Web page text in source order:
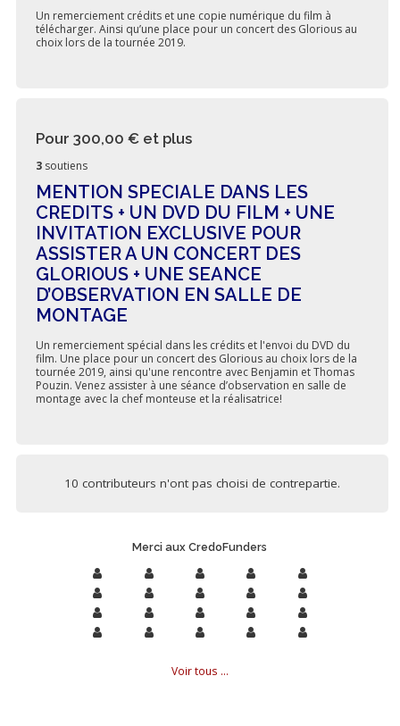
Un remerciement crédits et une copie numérique du film à
télécharger. Ainsi qu’une place pour un concert des Glorious au
choix lors de la tournée 2019.
Pour 300,00 € et plus
3 soutiens
MENTION SPECIALE DANS LES
CREDITS + UN DVD DU FILM + UNE
INVITATION EXCLUSIVE POUR
ASSISTER A UN CONCERT DES
GLORIOUS + UNE SEANCE
D’OBSERVATION EN SALLE DE
MONTAGE
Un remerciement spécial dans les crédits et l'envoi du DVD du
film. Une place pour un concert des Glorious au choix lors de la
tournée 2019, ainsi qu'une rencontre avec Benjamin et Thomas
Pouzin. Venez assister à une séance d’observation en salle de
montage avec la chef monteuse et la réalisatrice!
10 contributeurs n'ont pas choisi de contrepartie.
Merci aux CredoFunders
Voir tous ...